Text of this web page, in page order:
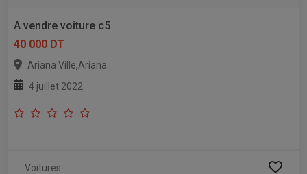
A vendre voiture c5
40 000 DT
Ariana Ville,Ariana
4 juillet 2022
Voitures